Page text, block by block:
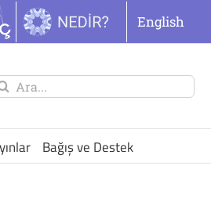
English
Bağış ve Destek